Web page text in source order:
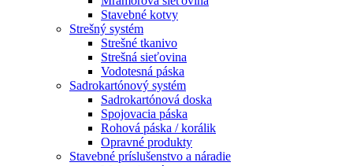
Stavebné kotvy
Strešný systém
Strešné tkanivo
Strešná sieťovina
Vodotesná páska
Sadrokartónový systém
Sadrokartónová doska
Spojovacia páska
Rohová páska / korálik
Opravné produkty
Stavebné príslušenstvo a náradie